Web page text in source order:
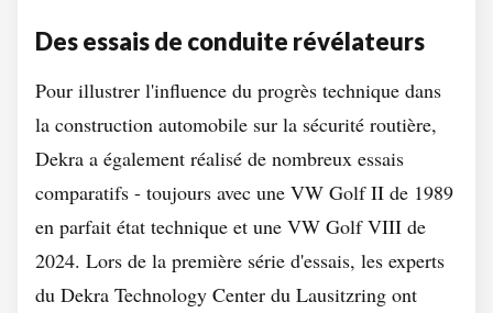
Des essais de conduite révélateurs
Pour illustrer l'influence du progrès technique dans
la construction automobile sur la sécurité routière,
Dekra a également réalisé de nombreux essais
comparatifs - toujours avec une VW Golf II de 1989
en parfait état technique et une VW Golf VIII de
2024. Lors de la première série d'essais, les experts
du Dekra Technology Center du Lausitzring ont